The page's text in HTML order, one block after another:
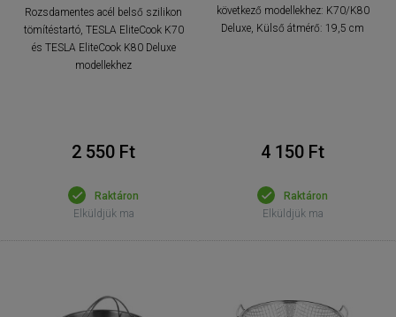
Rozsdamentes acél belső szilikon
tömítéstartó, TESLA EliteCook K70
és TESLA EliteCook K80 Deluxe
modellekhez
2 550 Ft
Raktáron
Elküldjük ma
következő modellekhez: K70/K80
Deluxe, Külső átmérő: 19,5 cm
4 150 Ft
Raktáron
Elküldjük ma